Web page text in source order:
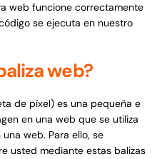
web funcione correctamente
se ejecuta en nuestro
web?
de píxel) es una pequeña e
en una web que se utiliza
web. Para ello, se
usted mediante estas balizas